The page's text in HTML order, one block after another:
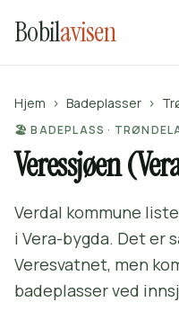
Bobilavisen
Hjem › Badeplasser ›
🏖️ BADEPLASS ·
Veressjøen
Verdal kommune
i Vera-bygda. Det er
Veresvatnet, men
badeplasser ved